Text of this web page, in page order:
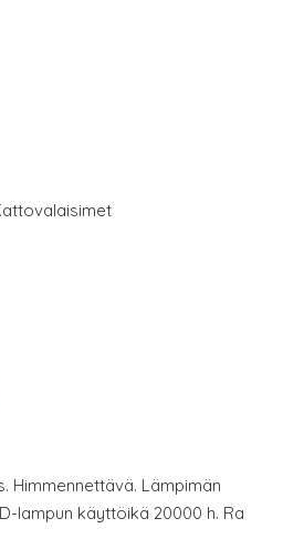
Himmennettävä. Lämpimän
lampun käyttöikä 20000 h. Ra